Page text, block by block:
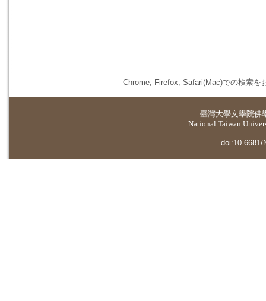
Chrome, Firefox, Safari(Mac)での検索を
臺灣大學文學院佛
National Taiwan
doi:10.6681/